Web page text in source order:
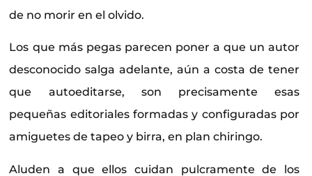
de no morir en el olvido.
Los que más pegas parecen poner a que un autor
desconocido salga adelante, aún a costa de tener
que autoeditarse, son precisamente esas
pequeñas editoriales formadas y configuradas por
amiguetes de tapeo y birra, en plan chiringo.
Aluden a que ellos cuidan pulcramente de los